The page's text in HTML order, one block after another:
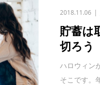
2018.11.06
貯蓄は
切ろう
ハロウィン
そこです。